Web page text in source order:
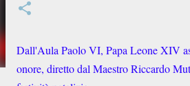
Dall'Aula Paolo VI, Papa Leone XIV
onore, diretto dal Maestro Riccardo